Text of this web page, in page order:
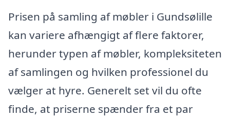
Prisen på samling af møbler i Gundsølille
kan variere afhængigt af flere faktorer,
herunder typen af møbler, kompleksiteten
af samlingen og hvilken professionel du
vælger at hyre. Generelt set vil du ofte
finde, at priserne spænder fra et par